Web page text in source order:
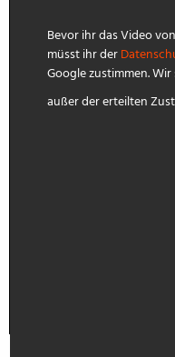
Bevor ihr das Video
müsst ihr der
Google zustimmen.
außer der erteilten